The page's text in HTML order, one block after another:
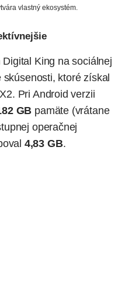
vlastný ekosystém.
King na sociálnej
ktoré získal
Pri Android verzii
GB pamäte (vrátane
operačnej
4,83 GB.